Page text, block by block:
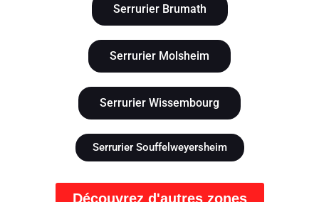
Serrurier Brumath
Serrurier Molsheim
Serrurier Wissembourg
Serrurier Souffelweyersheim
Découvrez d'autres zones